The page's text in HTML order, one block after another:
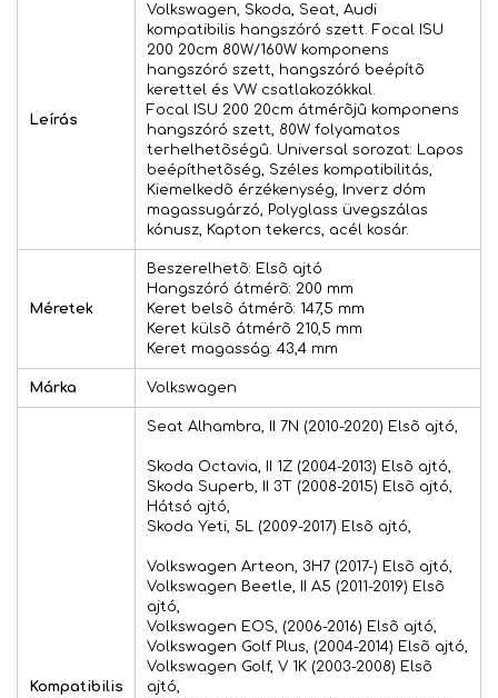
Leírás
Volkswagen, Skoda, Seat, Audi
kompatibilis hangszóró szett. Focal ISU
200 20cm 80W/160W komponens
hangszóró szett, hangszóró beépítõ
kerettel és VW csatlakozókkal.
Focal ISU 200 20cm átmérõjû komponens
hangszóró szett, 80W folyamatos
terhelhetõségû. Universal sorozat: Lapos
beépíthetõség, Széles kompatibilitás,
Kiemelkedõ érzékenység, Inverz dóm
magassugárzó, Polyglass üvegszálas
kónusz, Kapton tekercs, acél kosár.
Méretek
Beszerelhetõ: Elsõ ajtó
Hangszóró átmérõ: 200 mm
Keret belsõ átmérõ: 147,5 mm
Keret külsõ átmérõ 210,5 mm
Keret magasság: 43,4 mm
Márka Volkswagen
Kompatibilis
Seat Alhambra, II 7N (2010-2020) Elsõ ajtó,
Skoda Octavia, II 1Z (2004-2013) Elsõ ajtó,
Skoda Superb, II 3T (2008-2015) Elsõ ajtó,
Hátsó ajtó,
Skoda Yeti, 5L (2009-2017) Elsõ ajtó,
Volkswagen Arteon, 3H7 (2017-) Elsõ ajtó,
Volkswagen Beetle, II A5 (2011-2019) Elsõ
ajtó,
Volkswagen EOS, (2006-2016) Elsõ ajtó,
Volkswagen Golf Plus, (2004-2014) Elsõ ajtó,
Volkswagen Golf, V 1K (2003-2008) Elsõ
ajtó,